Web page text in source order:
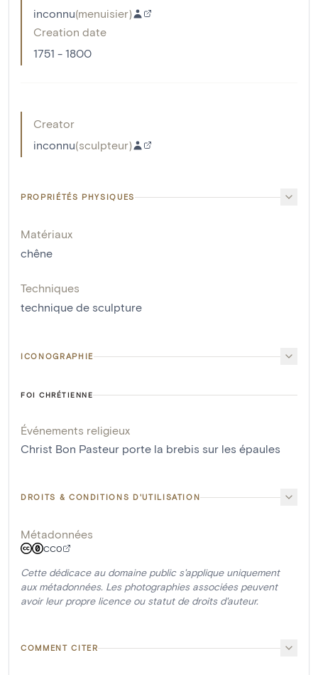
inconnu(menuisier)
Creation date
1751 - 1800
Creator
inconnu(sculpteur)
PROPRIÉTÉS PHYSIQUES
Matériaux
chêne
Techniques
technique de sculpture
ICONOGRAPHIE
FOI CHRÉTIENNE
Événements religieux
Christ Bon Pasteur porte la brebis sur les épaules
DROITS & CONDITIONS D'UTILISATION
Métadonnées
CC0
Cette dédicace au domaine public s'applique uniquement
aux métadonnées. Les photographies associées peuvent
avoir leur propre licence ou statut de droits d'auteur.
COMMENT CITER